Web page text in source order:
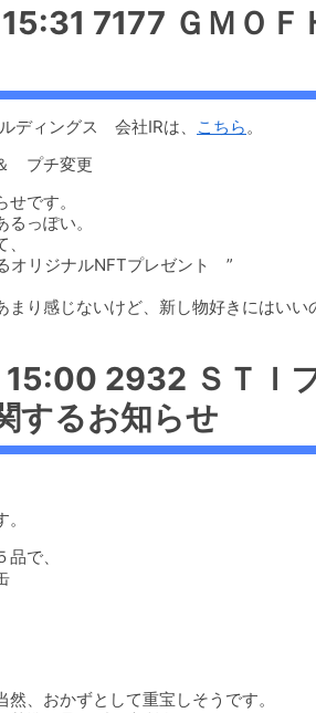
7177 ＧＭＯＦ
ディングス 会社IRは、 こちら 。
プチ変更
です。
っぽい。
リジナルNFTプレゼント ”
まり感じないけど、新し物好きにはいい
2932 ＳＴＩ
するお知らせ
で、
、おかずとして重宝しそうです。